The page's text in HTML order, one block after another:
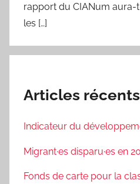
rapport du CIANum aura-
les […]
Articles récents
Indicateur du
Migrant·es disparu·es en
Fonds de carte pour la